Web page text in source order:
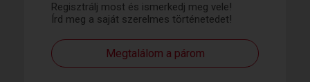
Regisztrálj most és ismerkedj meg vele!
Írd meg a saját szerelmes történetedet!
Megtalálom a párom